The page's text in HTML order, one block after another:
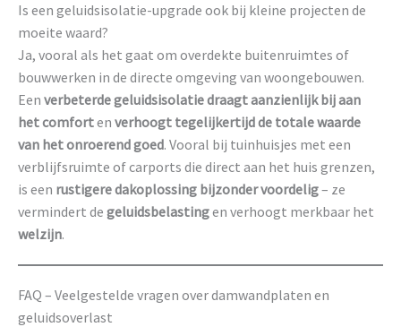
Is een geluidsisolatie-upgrade ook bij kleine projecten de
moeite waard?
Ja, vooral als het gaat om overdekte buitenruimtes of
bouwwerken in de directe omgeving van woongebouwen.
Een verbeterde geluidsisolatie draagt aanzienlijk bij aan
het comforten verhoogt tegelijkertijd de totale waarde
van het onroerend goed. Vooral bij tuinhuisjes met een
verblijfsruimte of carports die direct aan het huis grenzen,
is een rustigere dakoplossing bijzonder voordelig– ze
vermindert de geluidsbelastingen verhoogt merkbaar het
welzijn.
FAQ – Veelgestelde vragen over damwandplaten en
geluidsoverlast